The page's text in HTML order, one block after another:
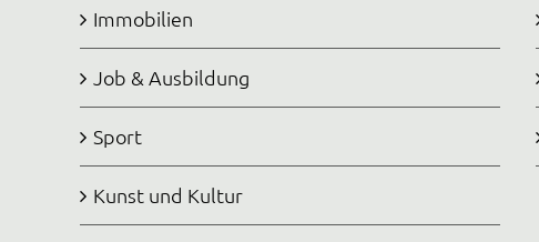
Immobilien
Job & Ausbildung
Sport
Kunst und Kultur